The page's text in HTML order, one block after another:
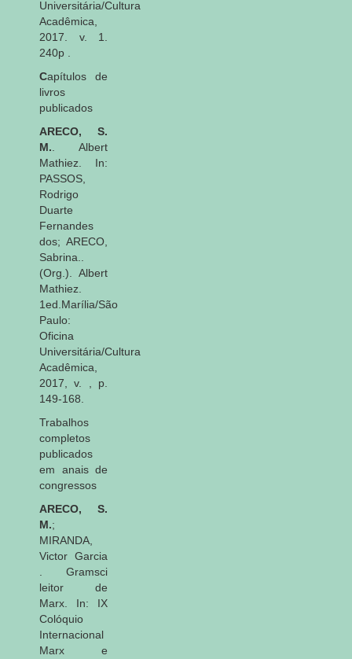
Universitária/Cultura
Acadêmica,
2017. v. 1.
240p .
Capítulos de
livros
publicados
ARECO, S.
M. . Albert
Mathiez. In:
PASSOS,
Rodrigo
Duarte
Fernandes
dos; ARECO,
Sabrina..
(Org.). Albert
Mathiez.
1ed.Marília/São
Paulo:
Oficina
Universitária/Cultura
Acadêmica,
2017, v. , p.
149-168.
Trabalhos
completos
publicados
em anais de
congressos
ARECO, S.
M.;
MIRANDA,
Victor Garcia
. Gramsci
leitor de
Marx. In: IX
Colóquio
Internacional
Marx e